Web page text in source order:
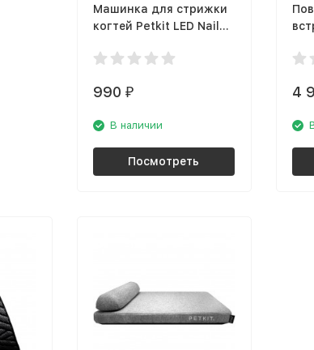
Машинка для стрижки
когтей Petkit LED Nail
990 ₽
В наличии
Посмотреть
4